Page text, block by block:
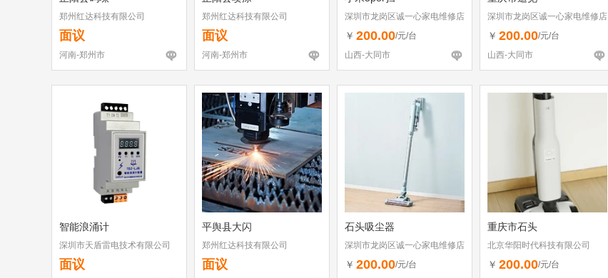
郑州红达科技有限公司
面议
河南-郑州市
郑州红达科技有限公司
面议
河南-郑州市
深圳市龙岗区诚一心家电维修店
（个体工商户）
￥ 200.00/元/台
山西-大同市
深圳市龙岗区诚一心家电维修店
（个体工商户）
￥ 200.00/元/台
山西-大同市
智能浪涌计
深圳市天盾雷电技术有限公司
面议
平舆县大闪
郑州红达科技有限公司
面议
石头吸尘器
深圳市龙岗区诚一心家电维修店
（个体工商户）
￥ 200.00/元/台
重庆市石头
北京华阳时代科技有限公司
￥ 200.00/元/台